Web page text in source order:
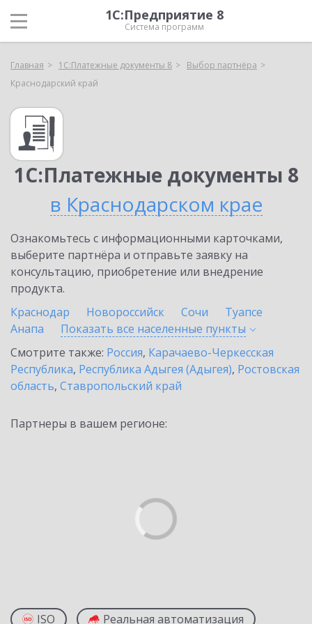
1С:Предприятие 8
Система программ
Главная 1С:Платежные документы 8
Выбор партнёра
Краснодарский край
1С:Платежные документы 8
в Краснодарском крае
Ознакомьтесь с информационными карточками,
выберите партнёра и отправьте заявку на
консультацию, приобретение или внедрение
продукта.
Краснодар
Новороссийск Сочи
Туапсе
Анапа
Показать все населенные пункты
Смотрите также: Россия, Карачаево-Черкесская
Республика, Республика Адыгея (Адыгея), Ростовская
область, Ставропольский край
Партнеры в вашем регионе:
ISO Реальная автоматизация